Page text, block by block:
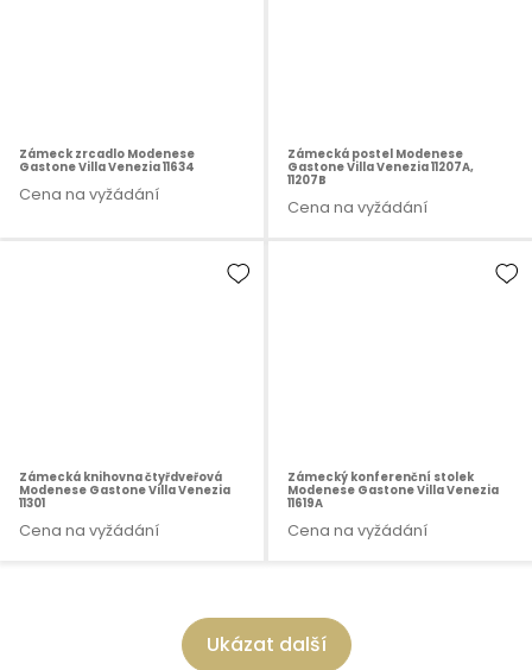
Zámeck zrcadlo Modenese
Gastone Villa Venezia 11634
Cena na vyžádání
Zámecká postel Modenese
Gastone Villa Venezia 11207A,
11207B
Cena na vyžádání
Zámecká knihovna čtyřdveřová
Modenese Gastone Villa Venezia
11301
Cena na vyžádání
Zámecký konferenční stolek
Modenese Gastone Villa Venezia
11619A
Cena na vyžádání
Ukázat další